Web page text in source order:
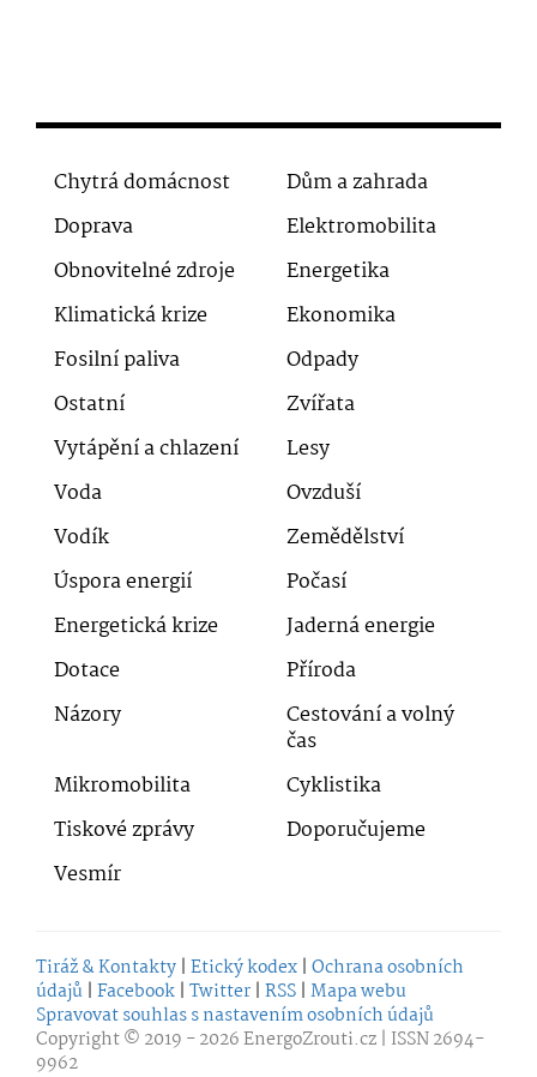
Chytrá domácnost
Dům a zahrada
Doprava
Elektromobilita
Obnovitelné zdroje
Energetika
Klimatická krize
Ekonomika
Fosilní paliva
Odpady
Ostatní
Zvířata
Vytápění a chlazení
Lesy
Voda
Ovzduší
Vodík
Zemědělství
Úspora energií
Počasí
Energetická krize
Jaderná energie
Dotace
Příroda
Názory
Cestování a volný
čas
Mikromobilita
Cyklistika
Tiskové zprávy
Doporučujeme
Vesmír
Tiráž & Kontakty | Etický kodex | Ochrana osobních
údajů | Facebook | Twitter | RSS | Mapa webu
Spravovat souhlas s nastavením osobních údajů
Copyright © 2019 - 2026EnergoZrouti.cz | ISSN 2694-
9962